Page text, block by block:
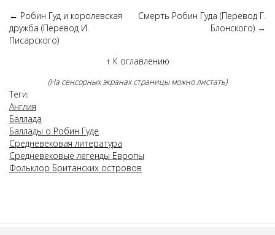
← Робин Гуд и королевская
дружба (Перевод И.
Писарского)
Смерть Робин Гуда (Перевод Г.
Блонского) →
↑ К оглавлению
(На сенсорных экранах страницы можно листать)
Теги:
Англия
Баллада
Баллады о Робин Гуде
Средневековая литература
Средневековые легенды Европы
Фольклор Британских островов